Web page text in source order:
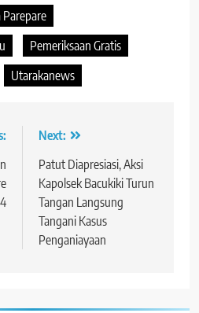
Pemeriksaan Gratis
Utarakanews
Next:
Patut Diapresiasi, Aksi
Kapolsek Bacukiki Turun
Tangan Langsung
Tangani Kasus
Penganiayaan